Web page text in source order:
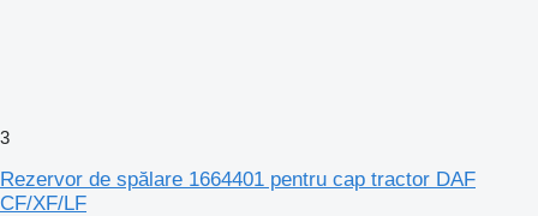
3
Rezervor de spălare 1664401 pentru cap tractor DAF
CF/XF/LF